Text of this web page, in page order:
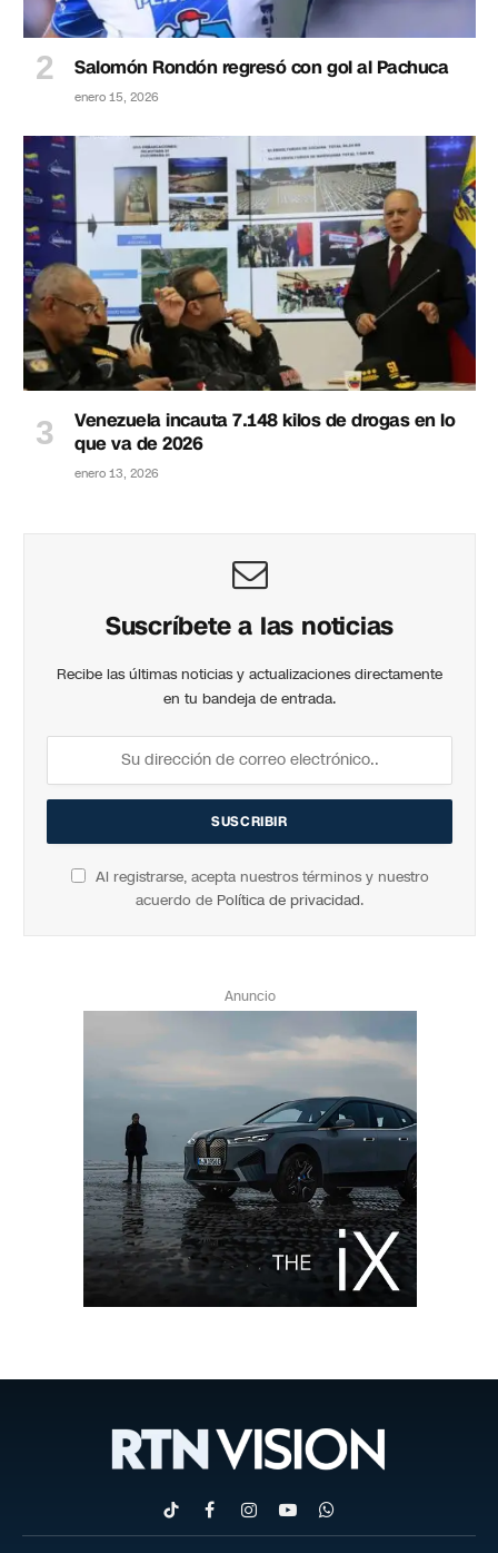
Salomón Rondón regresó con gol al Pachuca
enero 15, 2026
Venezuela incauta 7.148 kilos de drogas en lo
que va de 2026
enero 13, 2026
Suscríbete a las noticias
Recibe las últimas noticias y actualizaciones directamente
en tu bandeja de entrada.
Al registrarse, acepta nuestros términos y nuestro
acuerdo de Política de privacidad.
Anuncio
TikTokFacebookInstagram
YouTubeWhatsApp